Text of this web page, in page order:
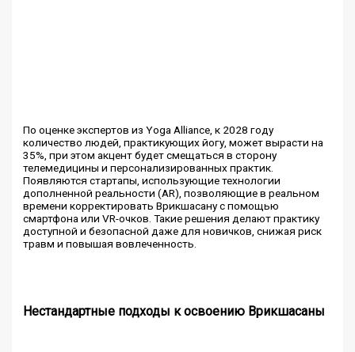
По оценке экспертов из Yoga Alliance, к 2028 году
количество людей, практикующих йогу, может вырасти на
35%, при этом акцент будет смещаться в сторону
телемедицины и персонализированных практик.
Появляются стартапы, использующие технологии
дополненной реальности (AR), позволяющие в реальном
времени корректировать Врикшасану с помощью
смартфона или VR-очков. Такие решения делают практику
доступной и безопасной даже для новичков, снижая риск
травм и повышая вовлеченность.
Нестандартные подходы к освоению Врикшасаны